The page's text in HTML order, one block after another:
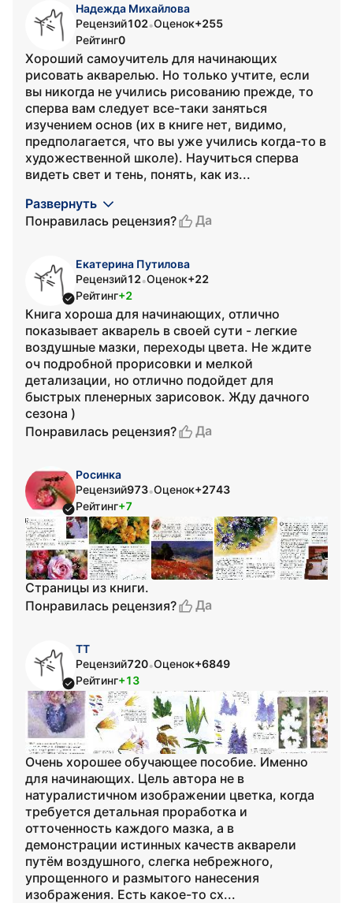
Надежда Михайлова
Рецензий102•Оценок+255
Рейтинг0
Хороший самоучитель для начинающих
рисовать акварелью. Но только учтите, если
вы никогда не учились рисованию прежде, то
сперва вам следует все-таки заняться
изучением основ (их в книге нет, видимо,
предполагается, что вы уже учились когда-то в
художественной школе). Научиться сперва
видеть свет и тень, понять, как из...
Развернуть
Понравилась рецензия?
Да
Екатерина Путилова
Рецензий12•Оценок+22
Рейтинг+2
Книга хороша для начинающих, отлично
показывает акварель в своей сути - легкие
воздушные мазки, переходы цвета. Не ждите
оч подробной прорисовки и мелкой
детализации, но отлично подойдет для
быстрых пленерных зарисовок. Жду дачного
сезона )
Понравилась рецензия?
Да
Росинка
Рецензий973•Оценок+2743
Рейтинг+7
Страницы из книги.
Понравилась рецензия?
Да
ТТ
Рецензий720•Оценок+6849
Рейтинг+13
Очень хорошее обучающее пособие. Именно
для начинающих. Цель автора не в
натуралистичном изображении цветка, когда
требуется детальная проработка и
отточенность каждого мазка, а в
демонстрации истинных качеств акварели
путём воздушного, слегка небрежного,
упрощенного и размытого нанесения
изображения. Есть какое-то сх...